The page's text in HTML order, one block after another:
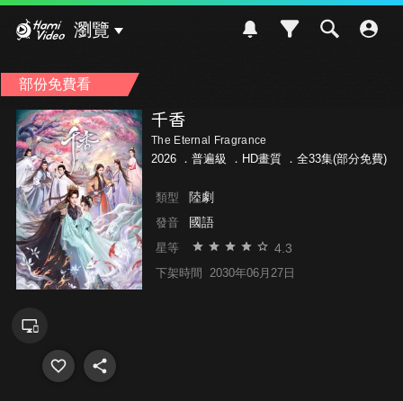
瀏覽
部份免費看
千香
The Eternal Fragrance
2026 ． 普遍級 ．HD畫質 ．全33集(部分免費)
類型 陸劇
發音 國語
星等 4.3
下架時間 2030年06月27日